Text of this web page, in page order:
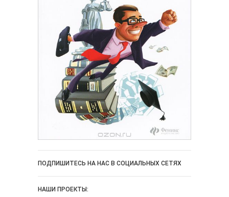
ПОДПИШИТЕСЬ НА НАС В СОЦИАЛЬНЫХ СЕТЯХ
НАШИ ПРОЕКТЫ: